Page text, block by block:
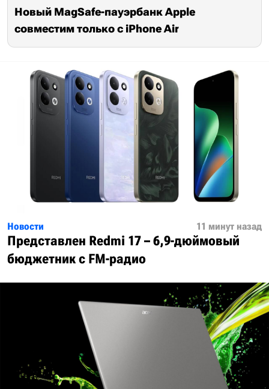
Новый MagSafe-пауэрбанк Apple
совместим только с iPhone Air
Новости 11 минут назад
Представлен Redmi 17 – 6,9-дюймовый
бюджетник с FM-радио